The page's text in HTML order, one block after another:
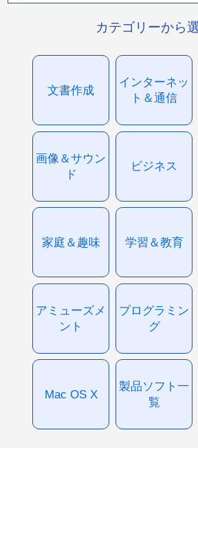
カテゴリーから
文書作成
インターネッ
ト＆通信
画像＆サウン
ド
ビジネス
家庭＆趣味 学習＆教育
アミューズメ
ント
プログラミン
グ
Mac OS X
製品ソフト一
覧